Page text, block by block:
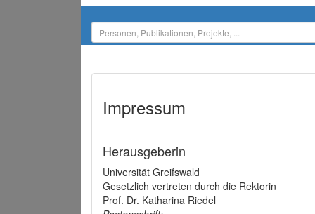
Impressum
Herausgeberin
Universität Greifswald
Gesetzlich vertreten durch die Rektorin
Prof. Dr. Katharina Riedel